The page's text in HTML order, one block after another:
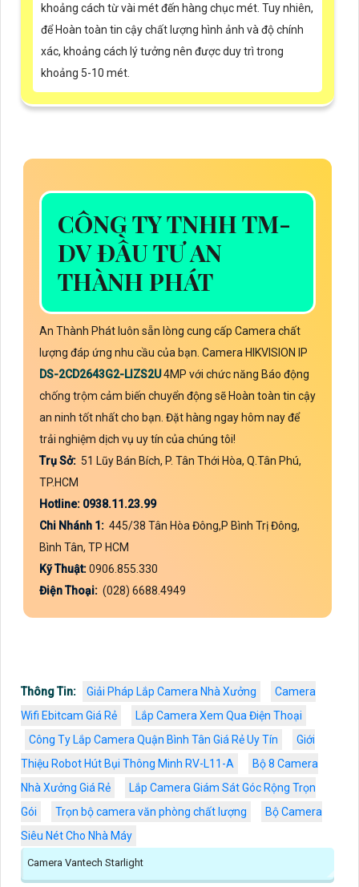
khoảng cách từ vài mét đến hàng chục mét. Tuy nhiên,
để Hoàn toàn tin cậy chất lượng hình ảnh và độ chính
xác, khoảng cách lý tưởng nên được duy trì trong
khoảng 5-10 mét.
CÔNG TY TNHH TM-
DV ĐẦU TƯ AN
THÀNH PHÁT
An Thành Phát luôn sẵn lòng cung cấp Camera chất
lượng đáp ứng nhu cầu của bạn. Camera HIKVISION IP
DS-2CD2643G2-LIZS2U4MP với chức năng Báo động
chống trộm cảm biến chuyển động sẽ Hoàn toàn tin cậy
an ninh tốt nhất cho bạn. Đặt hàng ngay hôm nay để
trải nghiệm dịch vụ uy tín của chúng tôi!
Trụ Sở: 51 Lũy Bán Bích, P. Tân Thới Hòa, Q.Tân Phú,
TP.HCM
Hotline: 0938.11.23.99
Chi Nhánh 1: 445/38 Tân Hòa Đông,P Bình Trị Đông,
Bình Tân, TP HCM
Kỹ Thuật:0906.855.330
Điện Thoại: (028) 6688.4949
Thông Tin: Giải Pháp Lắp Camera Nhà Xưởng
Camera
Wifi Ebitcam Giá Rẻ
Lắp Camera Xem Qua Điện Thoại
Công Ty Lắp Camera Quận Bình Tân Giá Rẻ Uy Tín
Giới
Thiệu Robot Hút Bụi Thông Minh RV-L11-A
Bộ 8 Camera
Nhà Xưởng Giá Rẻ
Lắp Camera Giám Sát Góc Rộng Trọn
Gói
Trọn bộ camera văn phòng chất lượng
Bộ Camera
Siêu Nét Cho Nhà Máy
Camera Vantech Starlight